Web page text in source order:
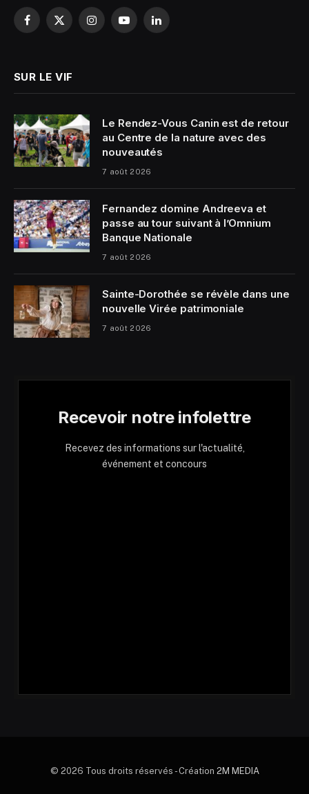
Facebook
X
InstagramYouTubeLinkedIn
SUR LE VIF
Le Rendez-Vous Canin est de retour
au Centre de la nature avec des
nouveautés
7 août 2026
Fernandez domine Andreeva et
passe au tour suivant à l’Omnium
Banque Nationale
7 août 2026
Sainte-Dorothée se révèle dans une
nouvelle Virée patrimoniale
7 août 2026
Recevoir notre infolettre
Recevez des informations sur l'actualité,
événement et concours
© 2026 Tous droits réservés - Création 2M MEDIA